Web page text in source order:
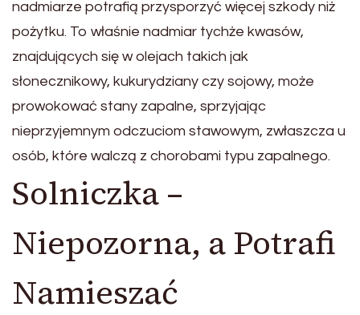
nadmiarze potrafią przysporzyć więcej szkody niż
pożytku. To właśnie nadmiar tychże kwasów,
znajdujących się w olejach takich jak
słonecznikowy, kukurydziany czy sojowy, może
prowokować stany zapalne, sprzyjając
nieprzyjemnym odczuciom stawowym, zwłaszcza u
osób, które walczą z chorobami typu zapalnego.
Solniczka –
Niepozorna, a Potrafi
Namieszać